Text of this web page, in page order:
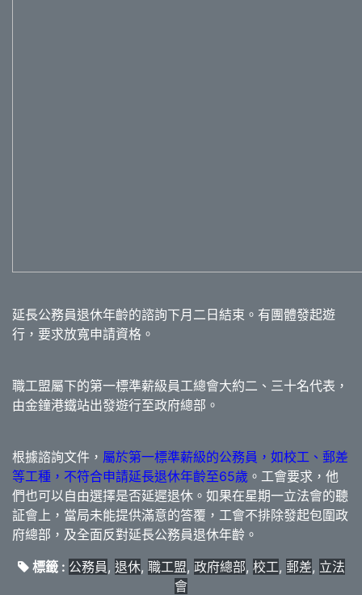
延長公務員退休年齡的諮詢下月二日結束。有團體發起遊
行，要求放寬申請資格。
職工盟屬下的第一標準薪級員工總會大約二、三十名代表，
由金鐘港鐵站出發遊行至政府總部。
根據諮詢文件， 屬於第一標準薪級的公務員，如校工、郵差
等工種，不符合申請延長退休年齡至65歲 。工會要求，他
們也可以自由選擇是否延遲退休。如果在星期一立法會的聽
証會上，當局未能提供滿意的答覆，工會不排除發起包圍政
府總部，及全面反對延長公務員退休年齡。
標籤 : 公務員, 退休, 職工盟, 政府總部, 校工, 郵差, 立法
會